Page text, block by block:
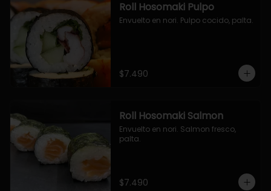
Roll Hosomaki Pulpo
Envuelto en nori. Pulpo cocido, palta.
$7.490
Roll Hosomaki Salmon
Envuelto en nori. Salmon fresco,
palta.
$7.490